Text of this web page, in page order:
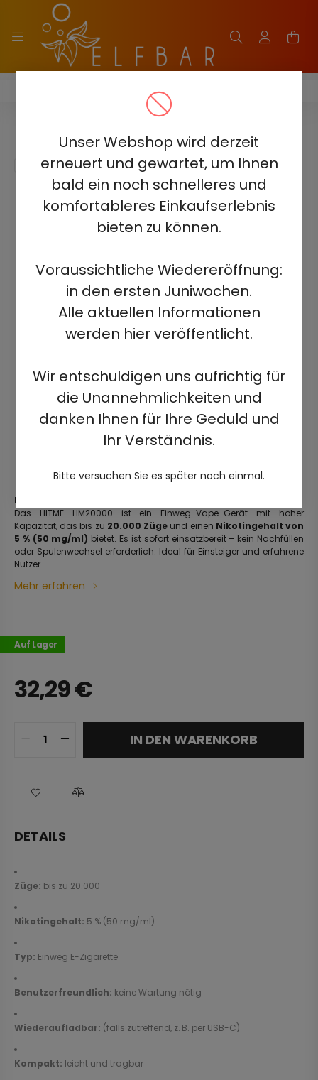
Unser Webshop wird derzeit
erneuert und gewartet, um Ihnen
bald ein noch schnelleres und
komfortableres Einkaufserlebnis
bieten zu können.
Voraussichtliche Wiedereröffnung:
in den ersten Juniwochen.
Alle aktuellen Informationen
werden hier veröffentlicht.
Wir entschuldigen uns aufrichtig für
die Unannehmlichkeiten und
danken Ihnen für Ihre Geduld und
Ihr Verständnis.
Bitte versuchen Sie es später noch einmal.
HITME HM20000
HITME HM20000 ERDBEERE
KAUGUMMI
HITME HM20000 5%
Das HITME HM20000 ist ein Einweg-Vape-Gerät mit hoher
Kapazität, das bis zu 20.000 Züge und einen Nikotingehalt von
5 % (50 mg/ml) bietet. Es ist sofort einsatzbereit – kein Nachfüllen
oder Spulenwechsel erforderlich. Ideal für Einsteiger und erfahrene
Nutzer.
Mehr erfahren
Auf Lager
32,29€
IN DEN WARENKORB
DETAILS
Züge: bis zu 20.000
Nikotingehalt: 5 % (50 mg/ml)
Typ: Einweg E-Zigarette
Benutzerfreundlich: keine Wartung nötig
Wiederaufladbar: (falls zutreffend, z. B. per USB-C)
Kompakt: leicht und tragbar